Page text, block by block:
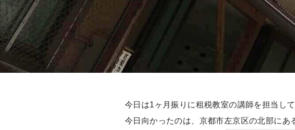
今日は1ヶ月振りに租税教室の講師を担当して
今日向かったのは、京都市左京区の北部にあ